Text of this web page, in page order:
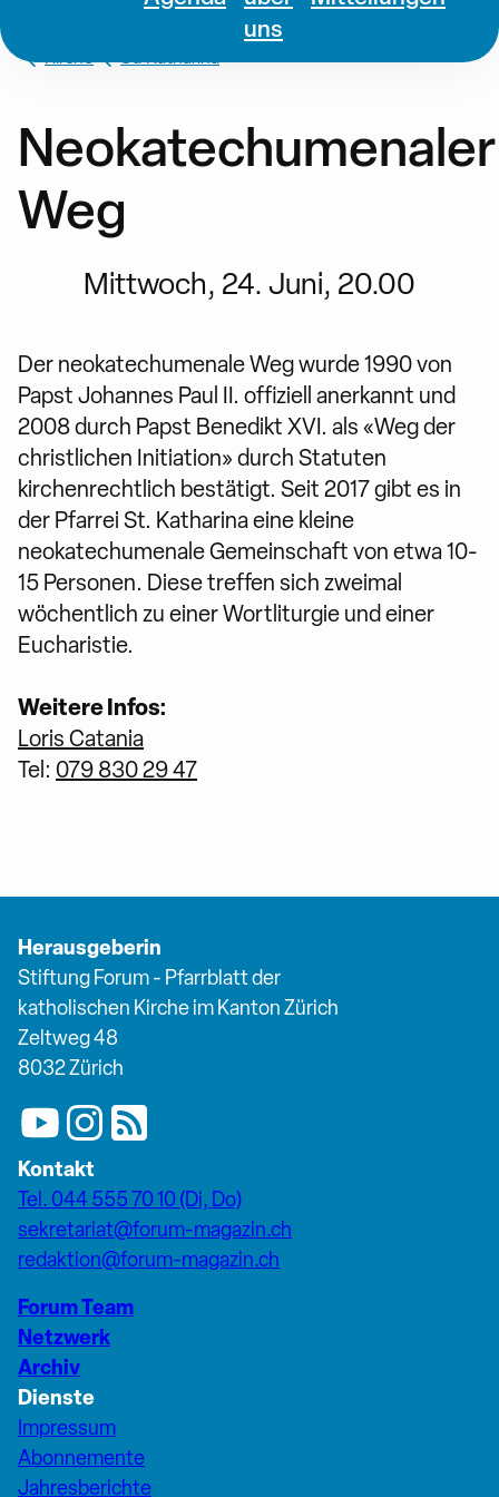
uns
Kirche St. Katharina
Neokatechumenaler
Weg
Mittwoch, 24. Juni, 20.00
Der neokatechumenale Weg wurde 1990 von
Papst Johannes Paul II. offiziell anerkannt und
2008 durch Papst Benedikt XVI. als «Weg der
christlichen Initiation» durch Statuten
kirchenrechtlich bestätigt. Seit 2017 gibt es in
der Pfarrei St. Katharina eine kleine
neokatechumenale Gemeinschaft von etwa 10-
15 Personen. Diese treffen sich zweimal
wöchentlich zu einer Wortliturgie und einer
Eucharistie.
Weitere Infos:
Loris Catania
Tel: 079 830 29 47
Herausgeberin
Stiftung Forum - Pfarrblatt der
katholischen Kirche im Kanton Zürich
Zeltweg 48
8032 Zürich
Kontakt
Tel. 044 555 70 10 (Di, Do)
sekretariat@forum-magazin.ch
redaktion@forum-magazin.ch
Forum Team
Netzwerk
Archiv
Dienste
Impressum
Abonnemente
Jahresberichte